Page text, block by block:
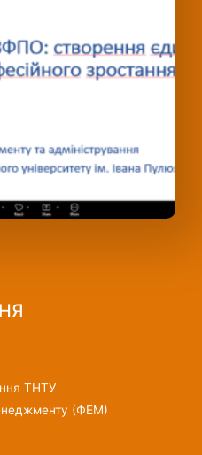
ТНТУ
(ФЕМ)